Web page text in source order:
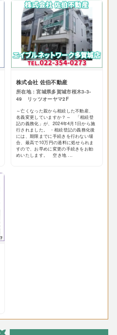
株式会社 佐伯不動産
所在地：宮城県多賀城市桜木3-3-
49 リッツオーヤマ2F
～亡くなった親から相続した不動産、
名義変更していますか？～ 「相続登
記の義務化」が、2024年4月1日から施
行されました。 ・相続登記の義務化後
には、期限までに手続きを行わない場
合、最高で10万円の過料に処せられま
すので、お早めに変更の手続きをお勧
めいたします。 空き地 ...